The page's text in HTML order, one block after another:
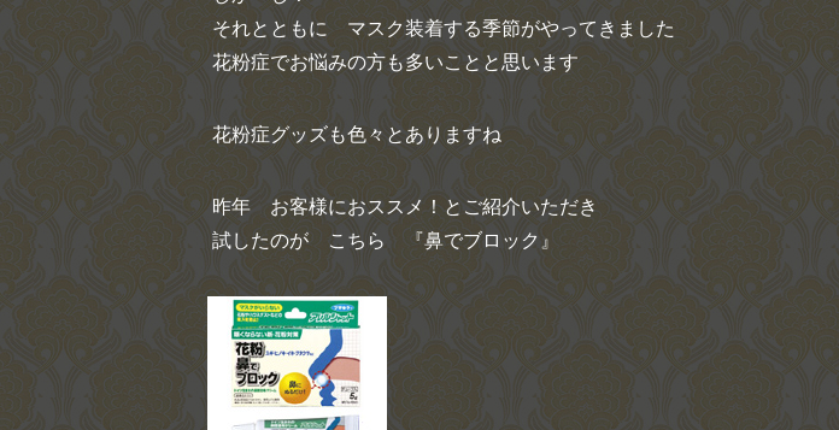
それとともに マスク装着する季節がやってきました
花粉症でお悩みの方も多いことと思います
花粉症グッズも色々とありますね
昨年 お客様におススメ！とご紹介いただき
試したのが こちら 『鼻でブロック』